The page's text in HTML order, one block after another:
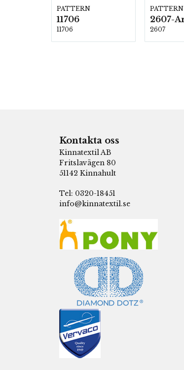
PATTERN
11706
11706
PATTERN
2607
Kontakta oss
Kinnatextil AB
Fritslavägen 80
51142 Kinnahult
Tel: 0320-18451
info@kinnatextil.se